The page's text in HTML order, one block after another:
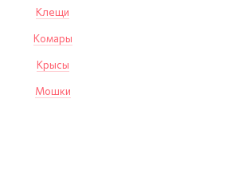
Клещи
Комары
Крысы
Мошки